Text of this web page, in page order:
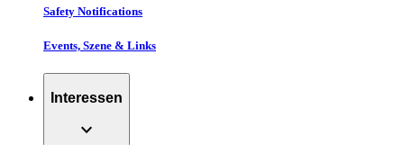
Safety Notifications
Events, Szene & Links
Interessen
expand_more